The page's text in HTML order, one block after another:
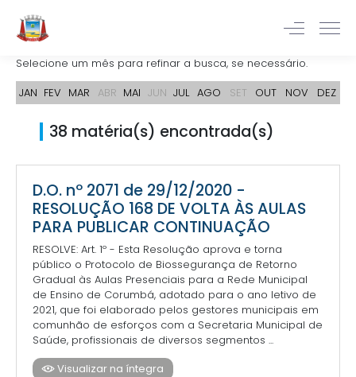
Selecione um mês para refinar a busca, se necessário.
JAN FEV MAR ABR MAI JUN JUL AGO SET OUT NOV DEZ
38 matéria(s) encontrada(s)
D.O. nº 2071 de 29/12/2020 -
RESOLUÇÃO 168 DE VOLTA ÀS AULAS
PARA PUBLICAR CONTINUAÇÃO
RESOLVE: Art. 1º - Esta Resolução aprova e torna
público o Protocolo de Biossegurança de Retorno
Gradual às Aulas Presenciais para a Rede Municipal
de Ensino de Corumbá, adotado para o ano letivo de
2021, que foi elaborado pelos gestores municipais em
comunhão de esforços com a Secretaria Municipal de
Saúde, profissionais de diversos segmentos ...
Visualizar na íntegra